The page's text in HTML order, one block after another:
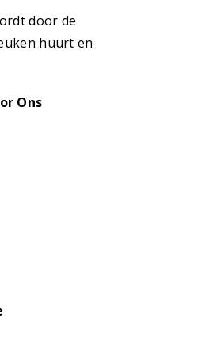
door de
huurt en
Ons